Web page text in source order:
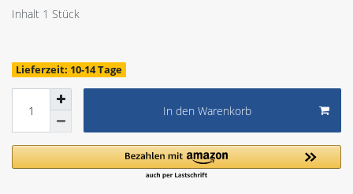
Inhalt 1 Stück
Lieferzeit: 10-14 Tage
In den Warenkorb